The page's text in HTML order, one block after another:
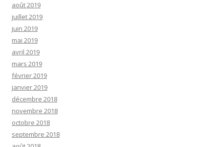
août 2019
juillet 2019
juin 2019
mai 2019
avril 2019
mars 2019
février 2019
janvier 2019
décembre 2018
novembre 2018
octobre 2018
septembre 2018